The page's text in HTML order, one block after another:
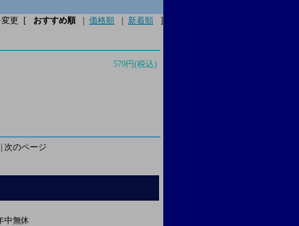
更
[ おすすめ順 価格順 新着順
]
579円(税込)
次のページ
中無休